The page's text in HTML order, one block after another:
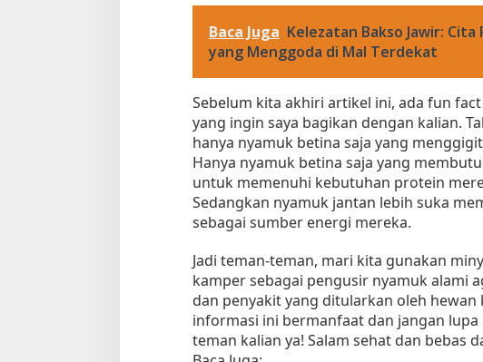
Baca Juga Kelezatan Bakso Jawir: Cita
yang Menggoda di Mal Terdekat
Sebelum kita akhiri artikel ini, ada fun
yang ingin saya bagikan dengan kalian.
hanya nyamuk betina saja yang
Hanya nyamuk betina saja yang
untuk memenuhi kebutuhan protein
Sedangkan nyamuk jantan lebih suka
sebagai sumber energi mereka.
Jadi teman-teman, mari kita gunakan
kamper sebagai pengusir nyamuk alami
dan penyakit yang ditularkan oleh hewan
informasi ini bermanfaat dan jangan
teman kalian ya! Salam sehat dan bebas